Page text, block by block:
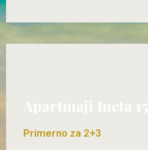
Apartmaji Ineta 15
Primerno za 2+3